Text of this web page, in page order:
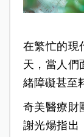
在繁忙的現
天，當人們
緒障礙甚至
奇美醫療財
謝光煬指出